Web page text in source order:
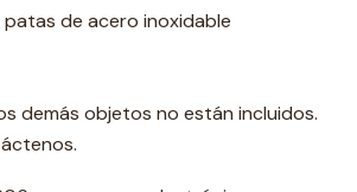
de acero inoxidable
demás objetos no están incluidos.